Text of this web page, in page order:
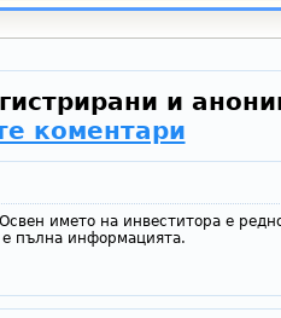
и
коментари
името на инвеститора е
пълна информацията.